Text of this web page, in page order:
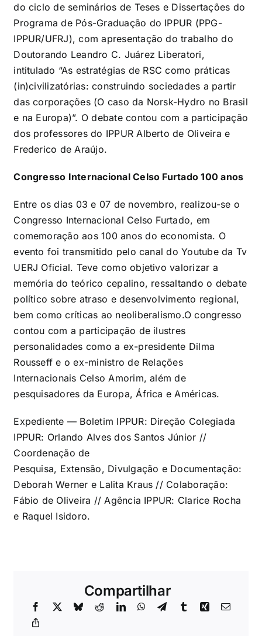
do ciclo de seminários de Teses e Dissertações do
Programa de Pós-Graduação do IPPUR (PPG-
IPPUR/UFRJ), com apresentação do trabalho do
Doutorando Leandro C. Juárez Liberatori,
intitulado “As estratégias de RSC como práticas
(in)civilizatórias: construindo sociedades a partir
das corporações (O caso da Norsk-Hydro no Brasil
e na Europa)”. O debate contou com a participação
dos professores do IPPUR Alberto de Oliveira e
Frederico de Araújo.
Congresso Internacional Celso Furtado 100 anos
Entre os dias 03 e 07 de novembro, realizou-se o
Congresso Internacional Celso Furtado, em
comemoração aos 100 anos do economista. O
evento foi transmitido pelo canal do Youtube da Tv
UERJ Oficial. Teve como objetivo valorizar a
memória do teórico cepalino, ressaltando o debate
político sobre atraso e desenvolvimento regional,
bem como críticas ao neoliberalismo.O congresso
contou com a participação de ilustres
personalidades como a ex-presidente Dilma
Rousseff e o ex-ministro de Relações
Internacionais Celso Amorim, além de
pesquisadores da Europa, África e Américas.
Expediente — Boletim IPPUR: Direção Colegiada
IPPUR: Orlando Alves dos Santos Júnior //
Coordenação de
Pesquisa, Extensão, Divulgação e Documentação:
Deborah Werner e Lalita Kraus // Colaboração:
Fábio de Oliveira // Agência IPPUR: Clarice Rocha
e Raquel Isidoro.
Compartilhar